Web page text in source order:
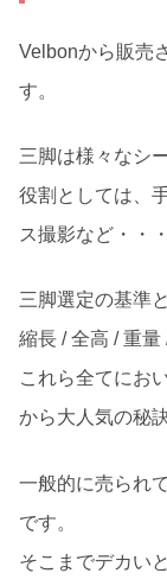
Velbonから販売
す。
三脚は様々なシ
役割としては、
ス撮影など・・・
三脚選定の基準
縮長 / 全高 / 重量
これら全てにお
から大人気の秘
一般的に売られ
です。
そこまでデカい